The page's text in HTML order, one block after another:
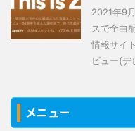
2021年9
スで全曲
情報サイ
ビュー(
メニュー